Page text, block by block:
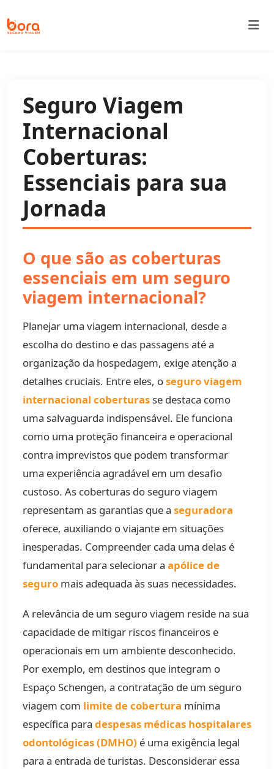
Bora Seguro Viagem
Seguro Viagem
Internacional
Coberturas:
Essenciais para sua
Jornada
O que são as coberturas
essenciais em um seguro
viagem internacional?
Planejar uma viagem internacional, desde a
escolha do destino e das passagens até a
organização da hospedagem, exige atenção a
detalhes cruciais. Entre eles, oseguro viagem
internacional coberturas se destaca como
uma salvaguarda indispensável. Ele funciona
como uma proteção financeira e operacional
contra imprevistos que podem transformar
uma experiência agradável em um desafio
custoso. As coberturas do seguro viagem
representam as garantias que a seguradora
oferece, auxiliando o viajante em situações
inesperadas. Compreender cada uma delas é
fundamental para selecionar a apólice de
seguro mais adequada às suas necessidades.
A relevância de um seguro viagem reside na sua
capacidade de mitigar riscos financeiros e
operacionais em um ambiente desconhecido.
Por exemplo, em destinos que integram o
Espaço Schengen, a contratação de um seguro
viagem com limite de cobertura mínima
específica para despesas médicas hospitalares
odontológicas (DMHO) é uma exigência legal
para a entrada de turistas. Desconsiderar essa